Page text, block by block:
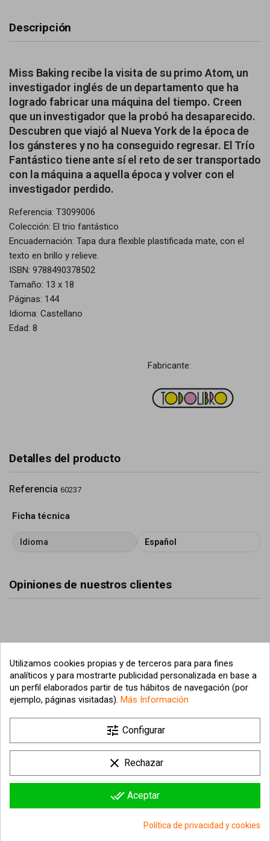
Descripción
Miss Baking recibe la visita de su primo Atom, un
investigador inglés de un departamento que ha
logrado fabricar una máquina del tiempo. Creen
que un investigador que la probó ha desaparecido.
Descubren que viajó al Nueva York de la época de
los gánsteres y no ha conseguido regresar. El Trío
Fantástico tiene ante sí el reto de ser transportado
con la máquina a aquella época y volver con el
investigador perdido.
Referencia: T3099006
Colección: El trio fantástico
Encuadernación: Tapa dura flexible plastificada mate, con el
texto en brillo y relieve.
ISBN: 9788490378502
Tamaño: 13 x 18
Páginas: 144
Idioma: Castellano
Edad: 8
Fabricante:
Detalles del producto
Referencia 60237
Ficha técnica
Idioma Español
Opiniones de nuestros clientes
Información sobre la tienda 
Utilizamos cookies propias y de terceros para para fines
analíticos y para mostrarte publicidad personalizada en base a
un perfil elaborados partir de tus hábitos de navegación (por
ejemplo, páginas visitadas). Más Información
tune Configurar
clear Rechazar
done_all Aceptar
Política de privacidad y cookies